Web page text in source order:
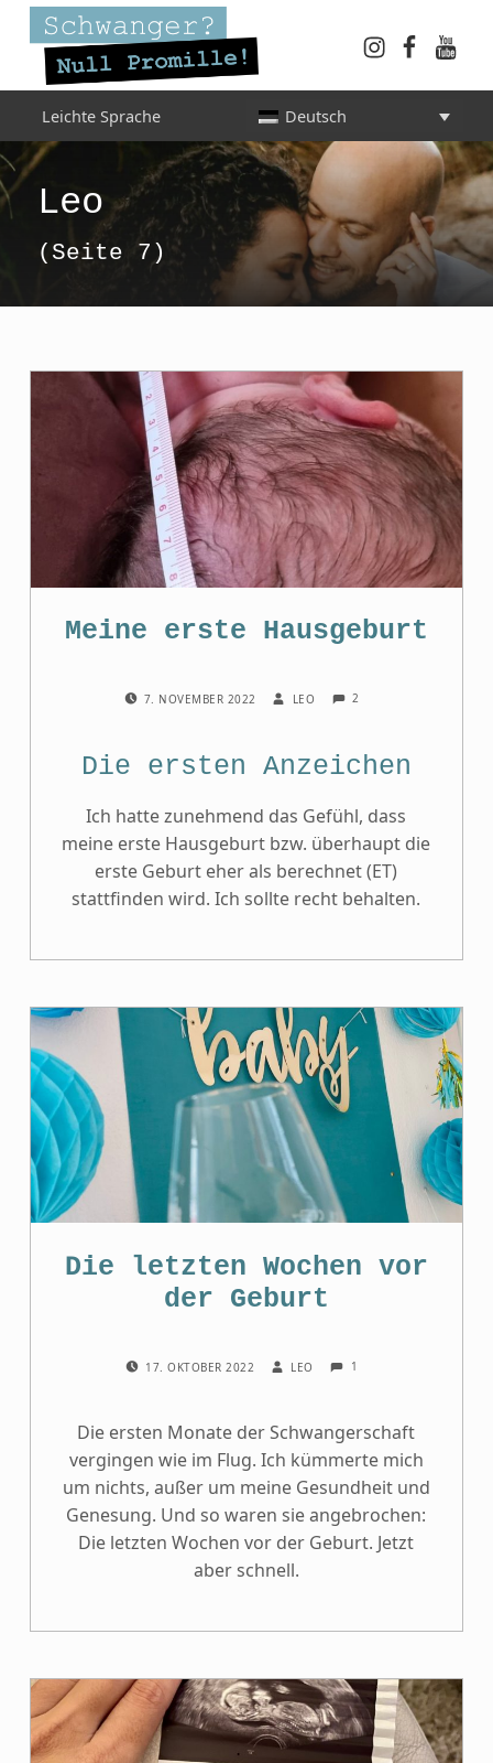
INFORMATIONEN FÜR SCHWANGERE, WERDENDE MÜTTER UND ALLE, DIE SIE IN DER SCHWANGERSCHAFT BEGLEITEN
Leichte Sprache Deutsch
Category:
Leo
(Seite 7)
Meine erste Hausgeburt
7. NOVEMBER 2022 LEO 2
Die ersten Anzeichen
Ich hatte zunehmend das Gefühl, dass
meine erste Hausgeburt bzw. überhaupt die
erste Geburt eher als berechnet (ET)
stattfinden wird. Ich sollte recht behalten.
Die letzten Wochen vor
der Geburt
17. OKTOBER 2022 LEO 1
Die ersten Monate der Schwangerschaft
vergingen wie im Flug. Ich kümmerte mich
um nichts, außer um meine Gesundheit und
Genesung. Und so waren sie angebrochen:
Die letzten Wochen vor der Geburt. Jetzt
aber schnell.